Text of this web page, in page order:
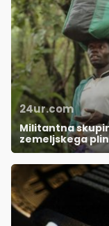
24ur.com
Militantna
zemeljskega